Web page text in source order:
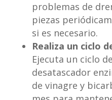
problemas de
piezas
si es necesario.
Realiza un ciclo
Ejecuta un ciclo
desatascador
de vinagre y